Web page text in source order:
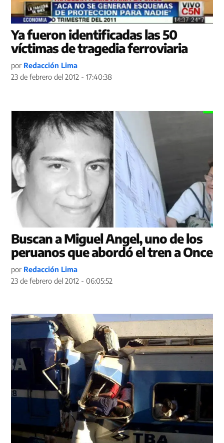
Ya fueron identificadas las 50
víctimas de tragedia ferroviaria
por Redacción Lima
23 de febrero del 2012 - 17:40:38
Buscan a Miguel Angel, uno de los
peruanos que abordó el tren a Once
por Redacción Lima
23 de febrero del 2012 - 06:05:52